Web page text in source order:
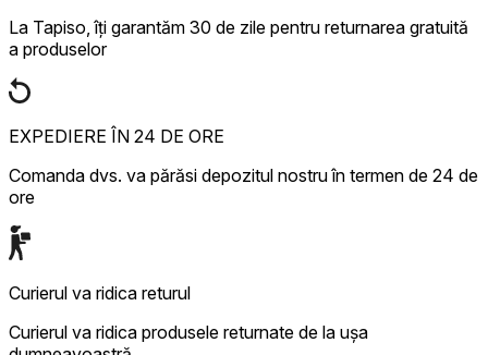
La Tapiso, îți garantăm 30 de zile pentru returnarea gratuită
a produselor
EXPEDIERE ÎN 24 DE ORE
Comanda dvs. va părăsi depozitul nostru în termen de 24 de
ore
Curierul va ridica returul
Curierul va ridica produsele returnate de la ușa